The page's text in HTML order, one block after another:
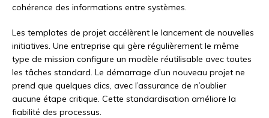
cohérence des informations entre systèmes.
Les templates de projet accélèrent le lancement de nouvelles
initiatives. Une entreprise qui gère régulièrement le même
type de mission configure un modèle réutilisable avec toutes
les tâches standard. Le démarrage d’un nouveau projet ne
prend que quelques clics, avec l’assurance de n’oublier
aucune étape critique. Cette standardisation améliore la
fiabilité des processus.